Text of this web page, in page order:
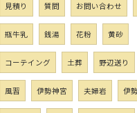
見積り 質問 お問い合わせ
瓶牛乳 銭湯 花粉 黄砂
コーテイング 土葬 野辺送り
風習 伊勢神宮 夫婦岩 伊